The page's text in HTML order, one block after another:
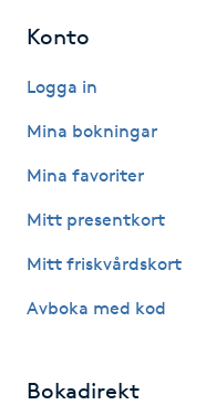
Hyaluronsyra
Hårborttagning
Hårförlängning
Konto
Logga in
Mina bokningar
Mina favoriter
Mitt presentkort
Mitt friskvårdskort
Avboka med kod
Bokadirekt